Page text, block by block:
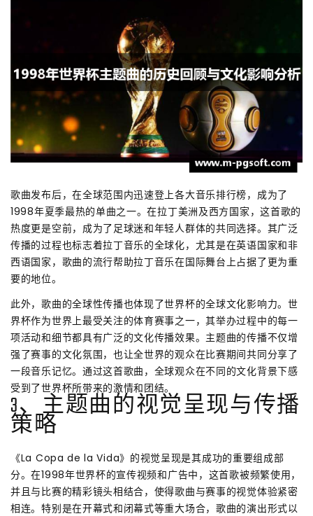
歌曲发布后，在全球范围内迅速登上各大音乐排行榜，成为了
1998年夏季最热的单曲之一。在拉丁美洲及西方国家，这首歌的
热度更是空前，成为了足球迷和年轻人群体的共同选择。其广泛
传播的过程也标志着拉丁音乐的全球化，尤其是在英语国家和非
西语国家，歌曲的流行帮助拉丁音乐在国际舞台上占据了更为重
要的地位。
此外，歌曲的全球性传播也体现了世界杯的全球文化影响力。世
界杯作为世界上最受关注的体育赛事之一，其举办过程中的每一
项活动和细节都具有广泛的文化传播效果。主题曲的传播不仅增
强了赛事的文化氛围，也让全世界的观众在比赛期间共同分享了
一段音乐记忆。通过这首歌曲，全球观众在不同的文化背景下感
受到了世界杯所带来的激情和团结。
3、主题曲的视觉呈现与传播
策略
《La Copa de la Vida》的视觉呈现是其成功的重要组成部
分。在1998年世界杯的宣传视频和广告中，这首歌被频繁使用，
并且与比赛的精彩镜头相结合，使得歌曲与赛事的视觉体验紧密
相连。特别是在开幕式和闭幕式等重大场合，歌曲的演出形式以